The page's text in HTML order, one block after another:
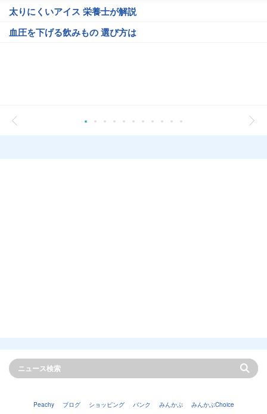
太りにくいアイス 栄養士が解説
血圧を下げる飲みもの 選び方は
Peachy ブログ ショッピング バンク みんかぶ みんかぶChoice